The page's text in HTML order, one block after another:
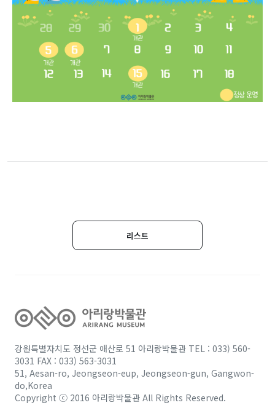
리스트
강원특별자치도 정선군 애산로 51 아리랑박물관 TEL : 033) 560-
3031 FAX : 033) 563-3031
51, Aesan-ro, Jeongseon-eup, Jeongseon-gun, Gangwon-
do,Korea
Copyright ⓒ 2016 아리랑박물관 All Rights Reserved.